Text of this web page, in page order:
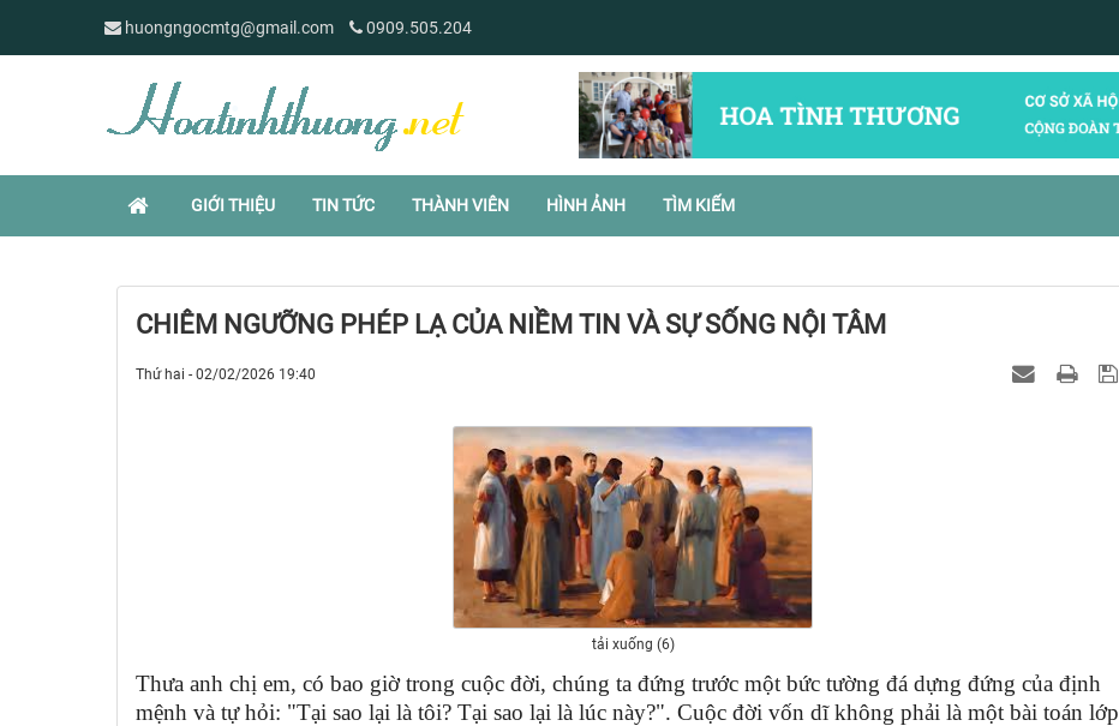
huongngocmtg@gmail.com 0909.505.204
GIỚI THIỆU TIN TỨC THÀNH VIÊN HÌNH ẢNH TÌM KIẾM
CHIÊM NGƯỠNG PHÉP LẠ CỦA NIỀM TIN VÀ SỰ SỐNG NỘI TÂM
Thứ hai - 02/02/2026 19:40
tải xuống (6)
Thưa anh chị em, có bao giờ trong cuộc đời, chúng ta đứng trước một bức tường đá dựng đứng của định
mệnh và tự hỏi: "Tại sao lại là tôi? Tại sao lại là lúc này?". Cuộc đời vốn dĩ không phải là một bài toán lớp